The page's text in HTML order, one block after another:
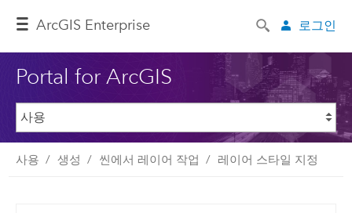
ArcGIS Enterprise 로그인
Portal for ArcGIS
사용 생성 씬에서 레이어 작업 레이어 스타일 지정